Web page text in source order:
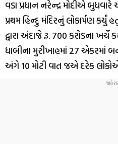
વડા પ્રધાન નરેન્દ્ર મોદીએ બુધવારે
પ્રથમ હિન્દુ મંદિરનું લોકાર્પણ કર્યું
દ્વારા અંદાજે રૂ. 700 કરોડના
ધાબીના મુરીખાહમાં 27
અંગે 10 મોટી વાત જએ દરેક